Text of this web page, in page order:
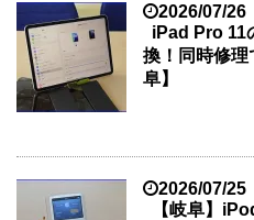
2026/07/26
iPad Pro 11
換！同時修理
阜】
2026/07/25
【岐阜】